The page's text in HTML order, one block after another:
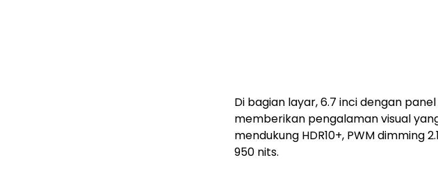
Di bagian layar, 6.7 inci dengan panel
memberikan pengalaman visual
mendukung HDR10+, PWM dimming
950 nits.